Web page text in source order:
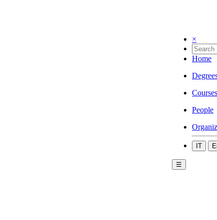
×
Home
Courses
People
IT
☰